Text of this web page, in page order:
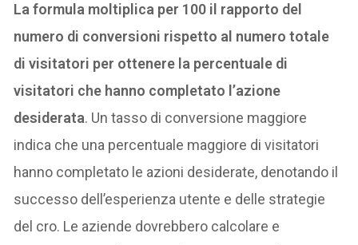
La formula moltiplica per 100 il rapporto del
numero di conversioni rispetto al numero totale
di visitatori per ottenere la percentuale di
visitatori che hanno completato l’azione
desiderata. Un tasso di conversione maggiore
indica che una percentuale maggiore di visitatori
hanno completato le azioni desiderate, denotando il
successo dell’esperienza utente e delle strategie
del cro. Le aziende dovrebbero calcolare e